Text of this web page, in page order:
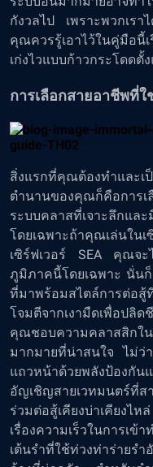
กังวลไป เพราะพวกเร
คุณควรรู้เอาไว้ในคู่มือนี้
เก่งไวแบบก้าวกระโดดตั้
การเลือกสายอาชีพที่ใ
สิ่งแรกที่คุณต้องทำและเ
ตำนานของคุณก็คือการ
ระบบคลาสที่เจาะลึกแล
โดยเฉพาะถ้าคุณเล่นในเ
เซิร์ฟเวอร์ SEA คุณจะ
ภูมิภาคนี้โดยเฉพาะ นั่น
ที่มาพร้อมสไตล์การต่อสู้
โจมตีจากเงามืดเพื่อปลิ
คุณชอบความคลาสสิกใ
มากมายที่น่าสนใจ ไม่ว่
แถวหน้าด้วยพลังป้อง
อัญเชิญสายเวทมนตร์ที่ส
ร่วมต่อสู้เคียงบ่าเคียง
เรื่องความเร็วในการ
เต้นรำที่ใช้ท่วงท่าร่ายร